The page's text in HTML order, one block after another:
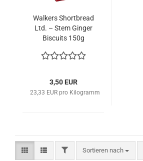
Walkers Shortbread
Ltd. – Stem Ginger
Biscuits 150g
3,50 EUR
23,33 EUR pro Kilogramm
FILTERSortieren nach
Sortieren nach